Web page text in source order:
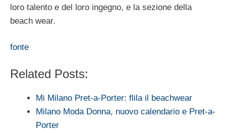
loro talento e del loro ingegno, e la sezione della
beach wear.
fonte
Related Posts:
Mi Milano Pret-a-Porter: flila il beachwear
Milano Moda Donna, nuovo calendario e Pret-a-
Porter